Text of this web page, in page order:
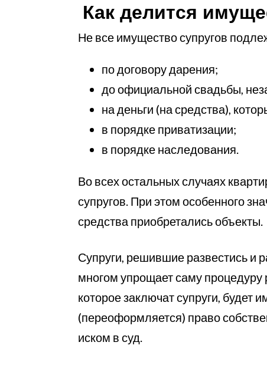
Как делится
Не все имущество супругов
по договору дарения;
до официальной свадьбы,
на деньги (на средства),
в порядке приватизации;
в порядке наследования.
Во всех остальных случаях
супругов. При этом особенного
средства приобретались объекты.
Супруги, решившие развестись и
многом упрощает саму процедуру
которое заключат супруги, будет
(переоформляется) право
иском в суд.